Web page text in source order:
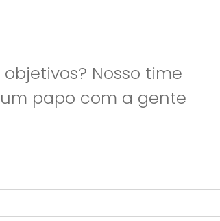
Nosso time
papo com a gente